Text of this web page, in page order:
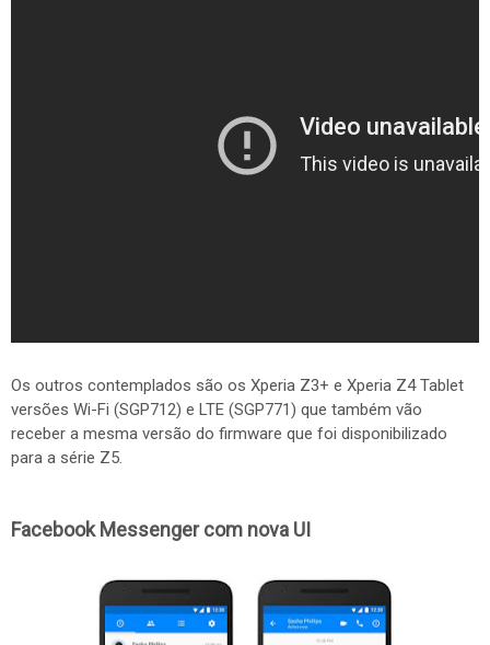
Os outros contemplados são os Xperia Z3+ e Xperia Z4 Tablet
versões Wi-Fi (SGP712) e LTE (SGP771) que também vão
receber a mesma versão do firmware que foi disponibilizado
para a série Z5.
Facebook Messenger com nova UI